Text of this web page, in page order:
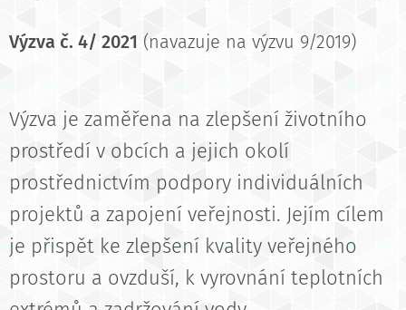
Výzva č. 4/ 2021 (navazuje na výzvu 9/2019)
Výzva je zaměřena na zlepšení životního
prostředí v obcích a jejich okolí
prostřednictvím podpory individuálních
projektů a zapojení veřejnosti. Jejím cílem
je přispět ke zlepšení kvality veřejného
prostoru a ovzduší, k vyrovnání teplotních